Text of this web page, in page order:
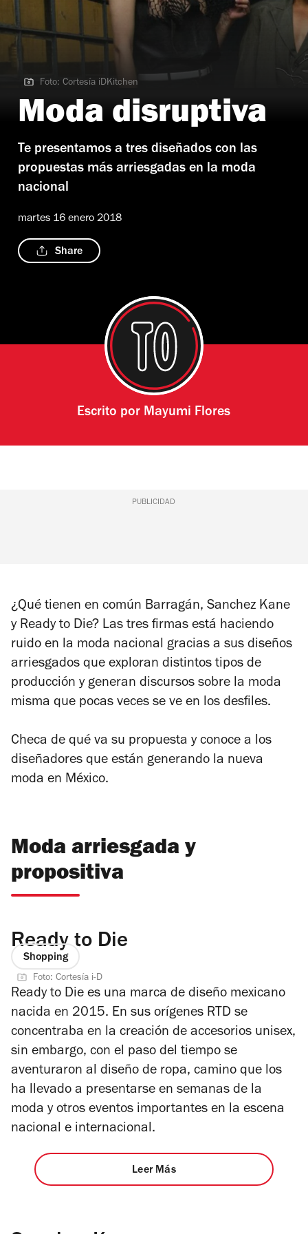
Foto: Cortesía iDKitchen
Foto: Cortesía iDKitchen
Moda disruptiva
Te presentamos a tres diseñados con las
propuestas más arriesgadas en la moda
nacional
martes 16 enero 2018
Share
Escrito por Mayumi Flores
PUBLICIDAD
¿Qué tienen en común Barragán, Sanchez Kane
y Ready to Die? Las tres firmas está haciendo
ruido en la moda nacional gracias a sus diseños
arriesgados que exploran distintos tipos de
producción y generan discursos sobre la moda
misma que pocas veces se ve en los desfiles.
Checa de qué va su propuesta y conoce a los
diseñadores que están generando la nueva
moda en México.
Moda arriesgada y
propositiva
Ready to Die
Shopping
Foto: Cortesía i-D
Ready to Die es una marca de diseño mexicano
nacida en 2015. En sus orígenes RTD se
concentraba en la creación de accesorios unisex,
sin embargo, con el paso del tiempo se
aventuraron al diseño de ropa, camino que los
ha llevado a presentarse en semanas de la
moda y otros eventos importantes en la escena
nacional e internacional.
Leer Más